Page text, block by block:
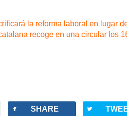
la reforma laboral en lugar
recoge en una circular los
facebook SHARE twitterbird